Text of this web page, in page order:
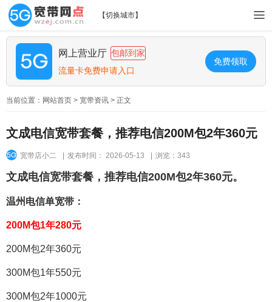
【切换城市】
网上营业厅 包邮到家
流量卡免费申请入口
免费领取
当前位置： 网站首页 > 宽带资讯 > 正文
文成电信宽带套餐，推荐电信200M包2年360元
宽带店小二 发布时间： 2026-05-13 浏览：343
文成电信宽带套餐，推荐电信200M包2年360元。
温州电信单宽带：
200M包1年280元
200M包2年360元
300M包1年550元
300M包2年1000元